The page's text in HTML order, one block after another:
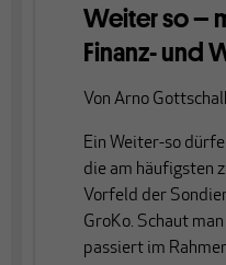
Weiter so –
Finanz- und
Von Arno
Ein Weiter-so
die am häufigsten
Vorfeld der
GroKo. Schaut
passiert im